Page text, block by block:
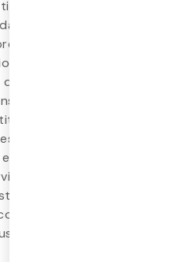
la información.
de la información:
a petición
ya sea de forma gratuita
y por vía
una actividad
del sitio web.
del sitio web.
colaboradores,
o socios del editor
de cookies.
El editor, el titular
un tercero en algunos